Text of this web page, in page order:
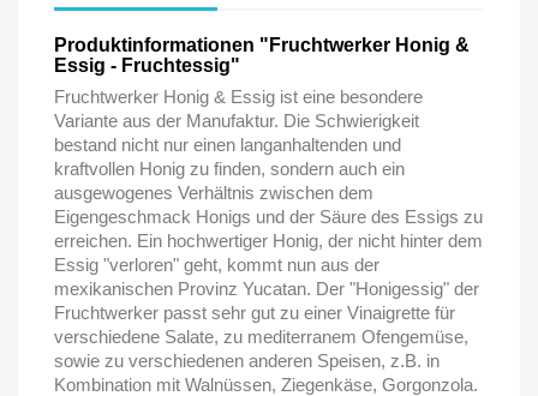
Produktinformationen "Fruchtwerker Honig &
Essig - Fruchtessig"
Fruchtwerker Honig & Essig ist eine besondere
Variante aus der Manufaktur. Die Schwierigkeit
bestand nicht nur einen langanhaltenden und
kraftvollen Honig zu finden, sondern auch ein
ausgewogenes Verhältnis zwischen dem
Eigengeschmack Honigs und der Säure des Essigs zu
erreichen. Ein hochwertiger Honig, der nicht hinter dem
Essig "verloren" geht, kommt nun aus der
mexikanischen Provinz Yucatan. Der "Honigessig" der
Fruchtwerker passt sehr gut zu einer Vinaigrette für
verschiedene Salate, zu mediterranem Ofengemüse,
sowie zu verschiedenen anderen Speisen, z.B. in
Kombination mit Walnüssen, Ziegenkäse, Gorgonzola.